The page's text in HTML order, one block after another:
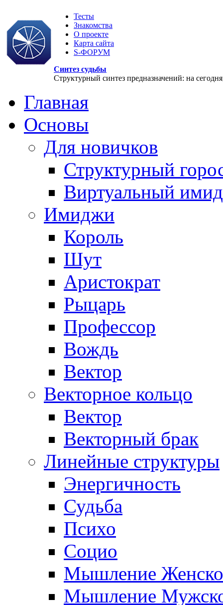
Тесты
Знакомства
О проекте
Карта сайта
S-ФОРУМ
Синтез судьбы
Структурный синтез предназначений: на
Главная
Основы
Для новичков
Структурный
Виртуальный
Имиджи
Король
Шут
Аристократ
Рыцарь
Профессор
Вождь
Вектор
Векторное кольцо
Вектор
Векторный брак
Линейные структуры
Энергичность
Судьба
Психо
Социо
Мышление
Мышление